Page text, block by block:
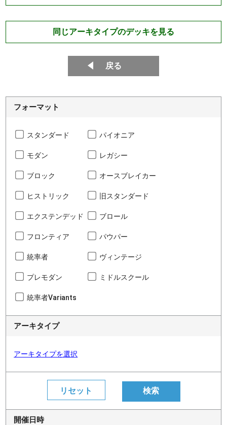
同じアーキタイプのデッキを見る
戻る
フォーマット
スタンダード パイオニア
モダン レガシー
ブロック オースブレイカー
ヒストリック 旧スタンダード
エクステンデッド ブロール
フロンティア パウパー
統率者 ヴィンテージ
プレモダン ミドルスクール
統率者Variants
アーキタイプ
アーキタイプを選択
開催日時